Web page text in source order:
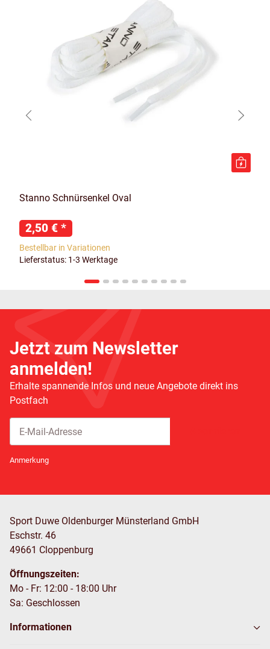
Stanno Schnürsenkel Oval
2,50 € *
Bestellbar in Variationen
Lieferstatus: 1-3 Werktage
Jetzt zum Newsletter
anmelden!
Erhalte spannende Infos und neue Angebote direkt ins
Postfach
Anmerkung
Sport Duwe Oldenburger Münsterland GmbH
Eschstr. 46
49661 Cloppenburg
Öffnungszeiten:
Mo - Fr: 12:00 - 18:00 Uhr
Sa: Geschlossen
Informationen